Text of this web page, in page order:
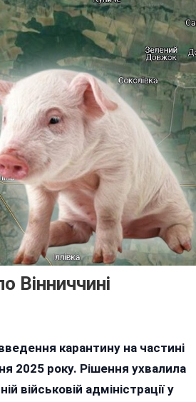
Вінниччині
карантину на частині
2025 року. Рішення ухвалила
військовій адміністрації у